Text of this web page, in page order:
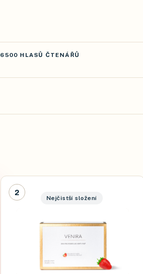
6500 HLASŮ ČTENÁŘŮ
2
Nejčistší složení